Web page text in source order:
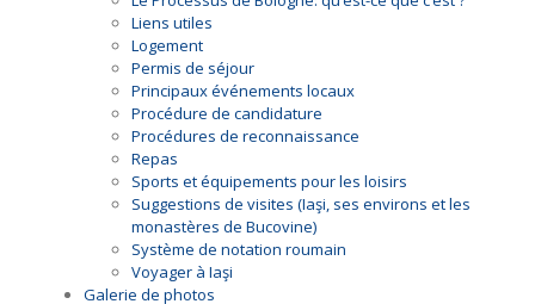
Liens utiles
Logement
Permis de séjour
Principaux événements locaux
Procédure de candidature
Procédures de reconnaissance
Repas
Sports et équipements pour les loisirs
Suggestions de visites (Iaşi, ses environs et les
monastères de Bucovine)
Système de notation roumain
Voyager à Iaşi
Galerie de photos